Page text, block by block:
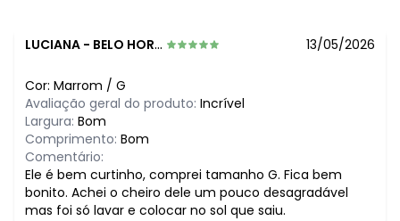
junho/2026 N/D*
abril/2026
março/2026
fevereiro/2026
LUCIANA - BELO HORIZONTE - MG 13/05/2026
Cor: Marrom / G
Avaliação geral do produto: Incrível
Largura: Bom
Comprimento: Bom
Comentário:
Ele é bem curtinho, comprei tamanho G. Fica bem
bonito. Achei o cheiro dele um pouco desagradável
mas foi só lavar e colocar no sol que saiu.